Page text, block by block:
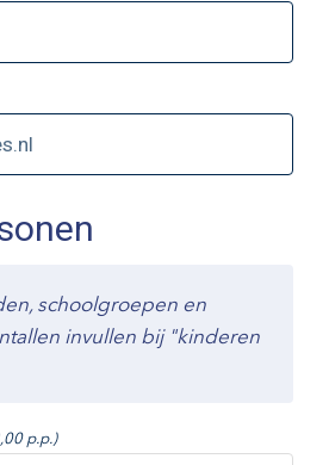
schoolgroepen en
invullen bij "kinderen
p.p.)